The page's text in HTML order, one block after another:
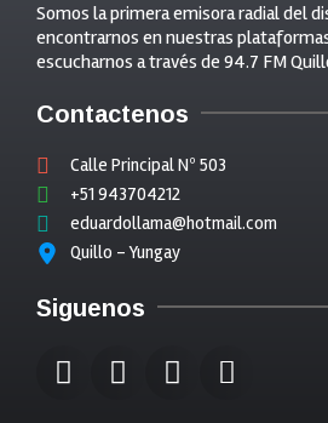
Somos la primera emisora radial del
encontrarnos en nuestras
escucharnos a través de 94.7 FM
Contactenos
Calle Principal Nº 503
+51 943704212
eduardollama@hotmail.com
Quillo - Yungay
Siguenos